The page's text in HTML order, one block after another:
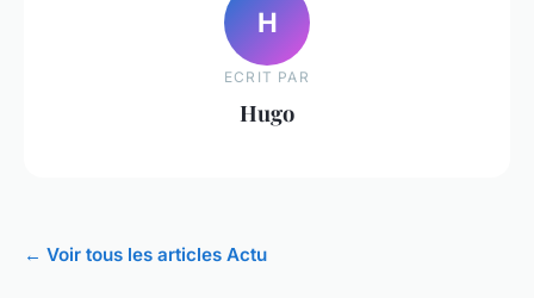
H
ECRIT PAR
Hugo
← Voir tous les articles Actu